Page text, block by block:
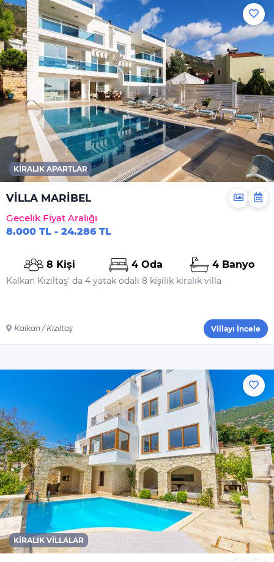
Şampuan
El Sabunu
Bulaşık Deterjanı
Bulaşık Makinesi
Deterjanı
Çamaşır Makinesi
Deterjanı
Yiyecek Ve Içecek
KIRALIK APARTLAR
VİLLA MARİBEL
Gecelik Fiyat Aralığı
8.000 TL - 24.286 TL
8 Kişi 4 Oda 4 Banyo
Kalkan Kızıltaş' da 4 yatak odalı 8 kişilik kiralık villa
Kalkan / Kızıltaş Villayı İncele
KIRALIK VILLALAR